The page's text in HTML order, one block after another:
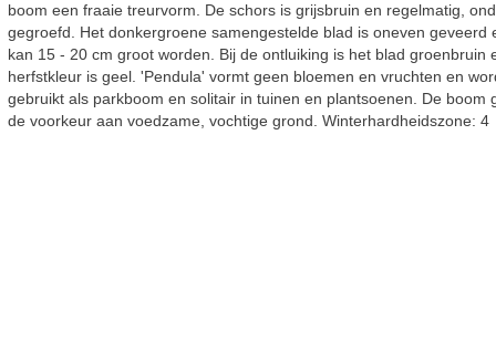
boom een fraaie treurvorm. De schors is grijsbruin en regelmatig,
gegroefd. Het donkergroene samengestelde blad is oneven geveerd
kan 15 - 20 cm groot worden. Bij de ontluiking is het blad groenbruin
herfstkleur is geel. 'Pendula' vormt geen bloemen en vruchten en
gebruikt als parkboom en solitair in tuinen en plantsoenen. De boom
de voorkeur aan voedzame, vochtige grond. Winterhardheidszone: 4